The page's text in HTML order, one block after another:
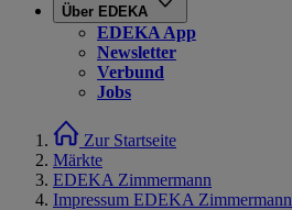
Über EDEKA
EDEKA App
Newsletter
Verbund
Jobs
Zur Startseite
Märkte
EDEKA Zimmermann
Impressum EDEKA Zimmermann